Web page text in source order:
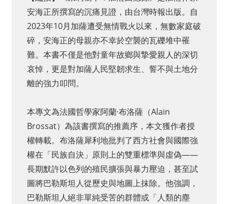
安海正所撰寫的沉痛見證，由台灣時報出版。自
2023年10月加薩遭受無情戰火以來，無數家庭破
碎，安海正的母親亦不幸於空襲的瓦礫堆中罹
難。本書不僅是他對童年故鄉與摯愛親人的深切
哀悼，更是對加薩人民堅韌求生、誓不與土地分
離的強力叩問。
本專文為法國哲學家阿蘭·布洛薩（Alain
Brossat）為該書撰寫的推薦序，本文獲作者授
權轉載。布洛薩犀利地批判了西方社會與國際強
權在「民族自決」原則上的雙重標準與虛偽——
長期默許以色列的殖民擴張與暴力壓迫，甚至試
圖將巴勒斯坦人從歷史與地圖上抹除。他強調，
巴勒斯坦人絕非單純受苦的群體或「人類的塵